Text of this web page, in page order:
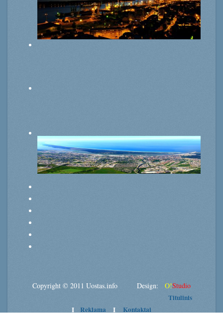
Copyright © 2011 Uostas.info Design: O!Studio
Titulinis
I Reklama I Kontaktai